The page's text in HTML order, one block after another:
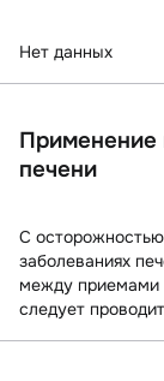
Нет данных
Применение
печени
С осторожностью
заболеваниях
между приемами
следует